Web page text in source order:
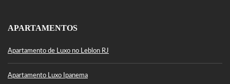
APARTAMENTOS
Apartamento de Luxo no Leblon RJ
Apartamento Luxo Ipanema